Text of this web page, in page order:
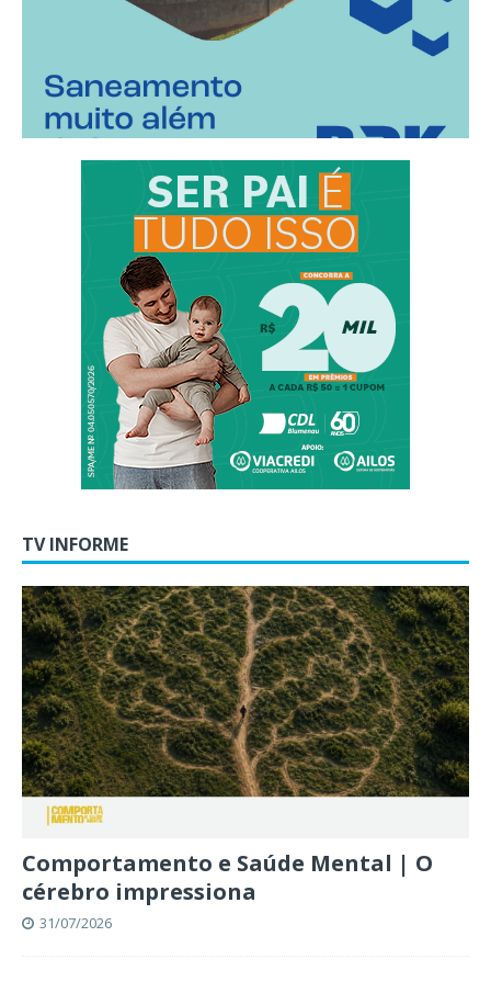
TV INFORME
Comportamento e Saúde Mental | O
cérebro impressiona
31/07/2026